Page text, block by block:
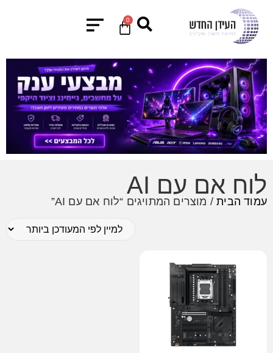
0
לוח אם עם AI
עמוד הבית/ מוצרים המתויגים “לוח אם עם AI”